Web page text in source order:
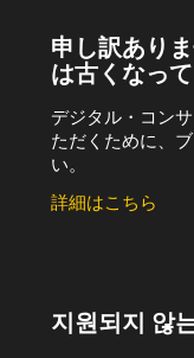
申し訳あり
は古くなっ
デジタル・コン
ただくために、
い。
詳細はこちら
지원되지 않